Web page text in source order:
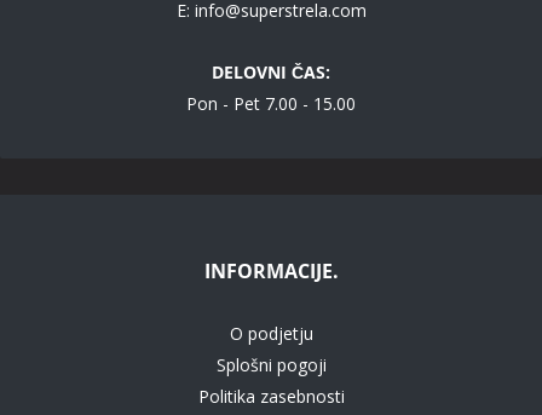
E: info@superstrela.com
DELOVNI ČAS:
Pon - Pet 7.00 - 15.00
INFORMACIJE.
O podjetju
Splošni pogoji
Politika zasebnosti